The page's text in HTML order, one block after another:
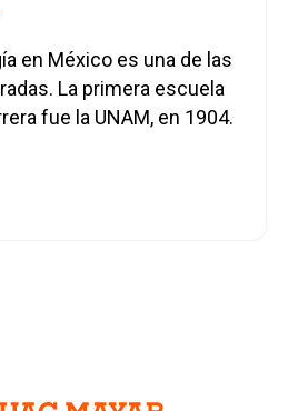
en México es una de las
La primera escuela
fue la UNAM, en 1904.